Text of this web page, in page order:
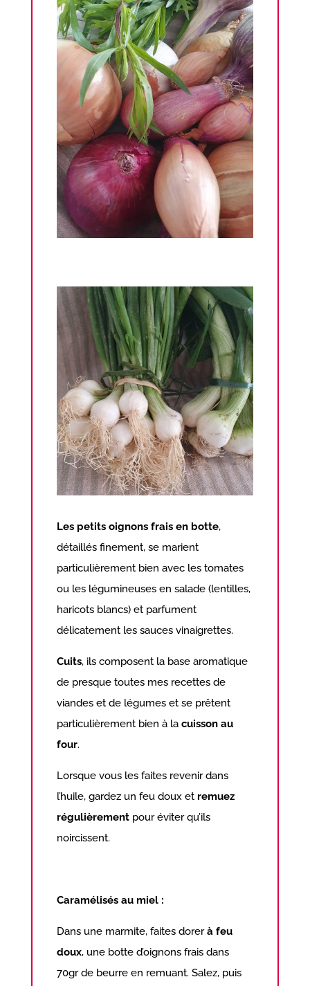
Les petits oignons frais en botte,
détaillés finement, se marient
particulièrement bien avec les tomates
ou les légumineuses en salade (lentilles,
haricots blancs) et parfument
délicatement les sauces vinaigrettes.
Cuits, ils composent la base aromatique
de presque toutes mes recettes de
viandes et de légumes et se prêtent
particulièrement bien à lacuisson au
four.
Lorsque vous les faites revenir dans
l’huile, gardez un feu doux et remuez
régulièrement pour éviter qu’ils
noircissent.
Caramélisés au miel :
Dans une marmite, faites dorerà feu
doux, une botte d’oignons frais dans
70gr de beurre en remuant. Salez, puis